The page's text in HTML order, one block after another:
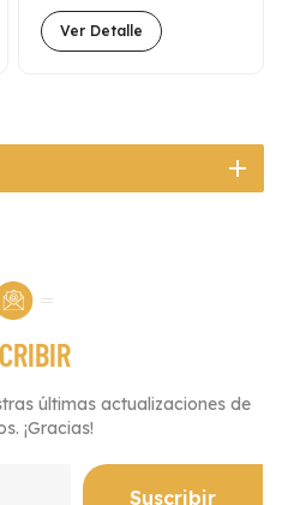
discapacidad, de
1000 W, con techo
Ver Detalle
últimas actualizaciones de
¡Gracias!